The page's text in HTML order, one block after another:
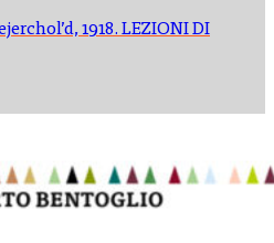
1918. LEZIONI DI